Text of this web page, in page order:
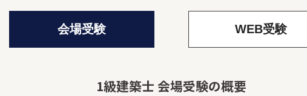
会場受験 WEB受験
1級建築士 会場受験の概要